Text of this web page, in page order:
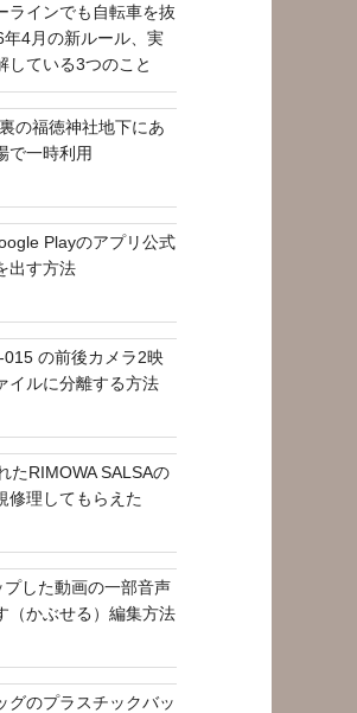
ラインでも自転車を抜
4月の新ルール、実
している3つのこと
の福徳神社地下にあ
で一時利用
Playのアプリ公式
出す方法
015 の前後カメラ2映
イルに分離する方法
たRIMOWA SALSAの
修理してもらえた
した動画の一部音声
（かぶせる）編集方法
グのプラスチックバッ